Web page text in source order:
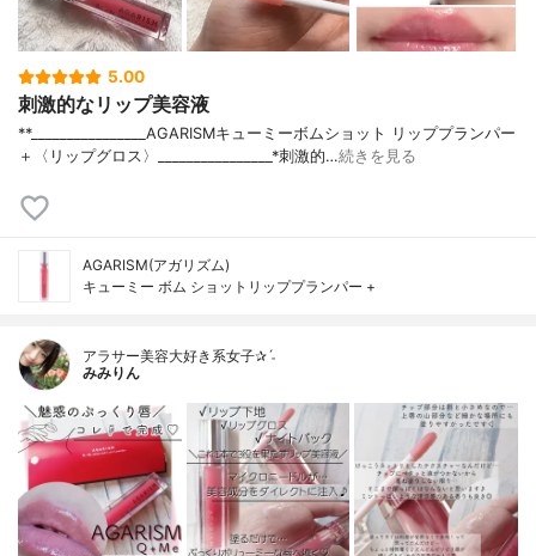
5.00
刺激的なリップ美容液
**________________⁡AGARISM⁡キューミーボムショット リッププランパー
＋〈リップグロス〉⁡________________⁡⁡⁡*刺激的…続きを見る
AGARISM(アガリズム)
キューミー ボム ショットリッププランパー +
アラサー美容大好き系女子✰ˊ˗
みみりん